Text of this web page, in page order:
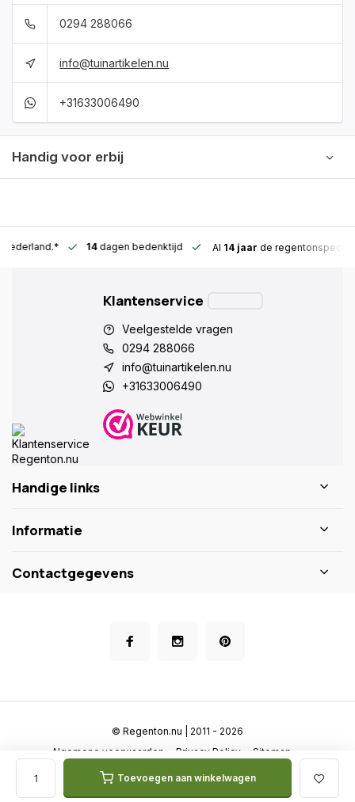
Toevoegen aan winkelwagen
0294 288066
info@tuinartikelen.nu
+31633006490
Handig voor erbij
Nederland.* 14dagen bedenktijd Al 14 jaar de
Klantenservice
Veelgestelde vragen
0294 288066
info@tuinartikelen.nu
+31633006490
Handige links
Informatie
Contactgegevens
Algemene voorwaarden Privacy Policy Sitemap
© Regenton.nu | 2011 - 2026